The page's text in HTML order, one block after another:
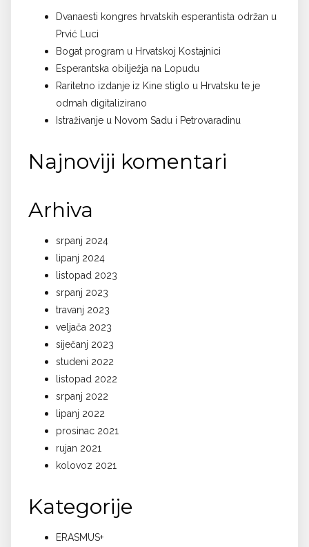
Dvanaesti kongres hrvatskih esperantista održan u
Prvić Luci
Bogat program u Hrvatskoj Kostajnici
Esperantska obilježja na Lopudu
Raritetno izdanje iz Kine stiglo u Hrvatsku te je
odmah digitalizirano
Istraživanje u Novom Sadu i Petrovaradinu
Najnoviji komentari
Arhiva
srpanj 2024
lipanj 2024
listopad 2023
srpanj 2023
travanj 2023
veljača 2023
siječanj 2023
studeni 2022
listopad 2022
srpanj 2022
lipanj 2022
prosinac 2021
rujan 2021
kolovoz 2021
Kategorije
ERASMUS+